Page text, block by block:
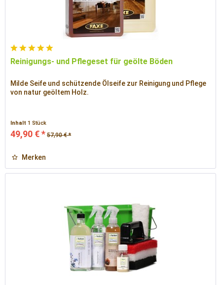
Reinigungs- und Pflegeset für geölte Böden
Milde Seife und schützende Ölseife zur Reinigung und Pflege
von natur geöltem Holz.
Inhalt1 Stück
49,90 € * 57,90 € *
Merken